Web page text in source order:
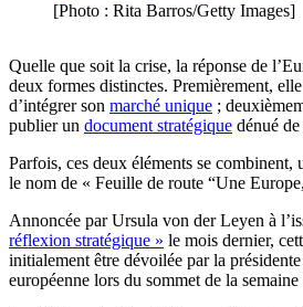
[Photo : Rita Barros/Getty Images]
Quelle que soit la crise, la réponse de
deux formes distinctes. Premièrement,
d’intégrer son marché unique ;
publier un document stratégique dénué de
Parfois, ces deux éléments se combinent,
le nom de « Feuille de route “Une
Annoncée par Ursula von der Leyen à
réflexion stratégique » le mois dernier,
initialement être dévoilée par la
européenne lors du sommet de la